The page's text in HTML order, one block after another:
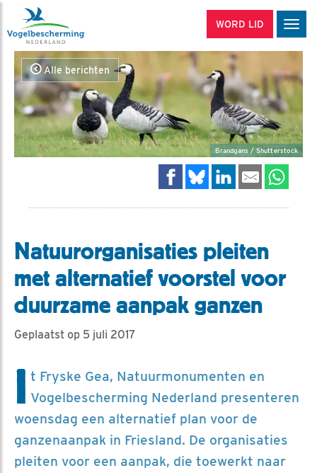
WORD LID
Alle berichten
Brandgans / Shutterstock
Natuurorganisaties pleiten
met alternatief voorstel voor
duurzame aanpak ganzen
Geplaatst op 5 juli 2017
I t Fryske Gea, Natuurmonumenten en
Vogelbescherming Nederland presenteren
woensdag een alternatief plan voor de
ganzenaanpak in Friesland. De organisaties
pleiten voor een aanpak, die toewerkt naar